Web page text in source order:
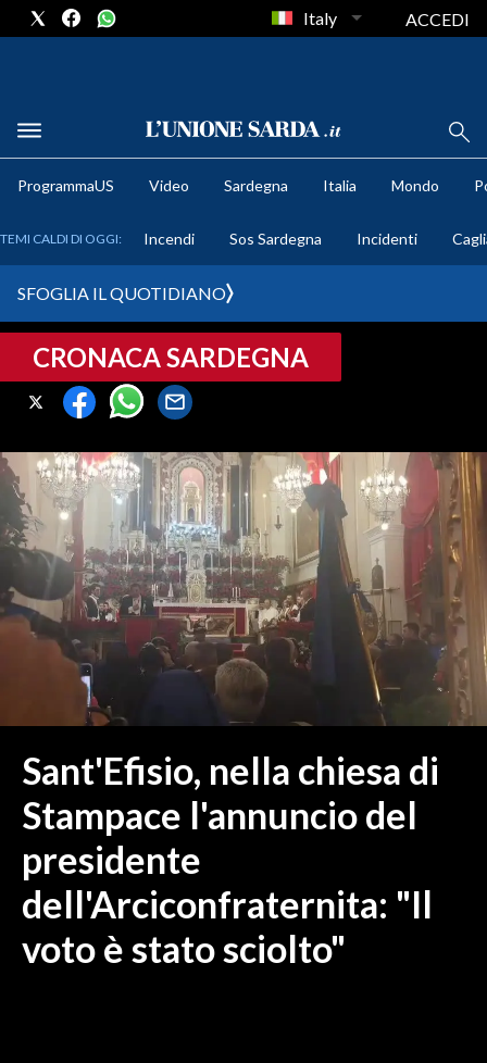
METEO
CRONACA SARDEGNA
CAGLIARI
SULCIS IGLESIENTE
MEDIO CAMPIDANO
ORISTANO E PROVINCIA
SASSARI E PROVINCIA
GALLURA
NUORO E PROVINCIA
OGLIASTRA
ITALIA
MONDO
POLITICA
ECONOMIA
SERVIZI ALLE IMPRESE
Italy ACCEDI
ProgrammaUS Video Sardegna Italia Mondo
TEMI CALDI DI OGGI: Incendi Sos Sardegna Incidenti
SFOGLIA IL QUOTIDIANO
CRONACA SARDEGNA
Sant'Efisio, nella chiesa di
Stampace l'annuncio del
presidente
dell'Arciconfraternita: "Il
voto è stato sciolto"